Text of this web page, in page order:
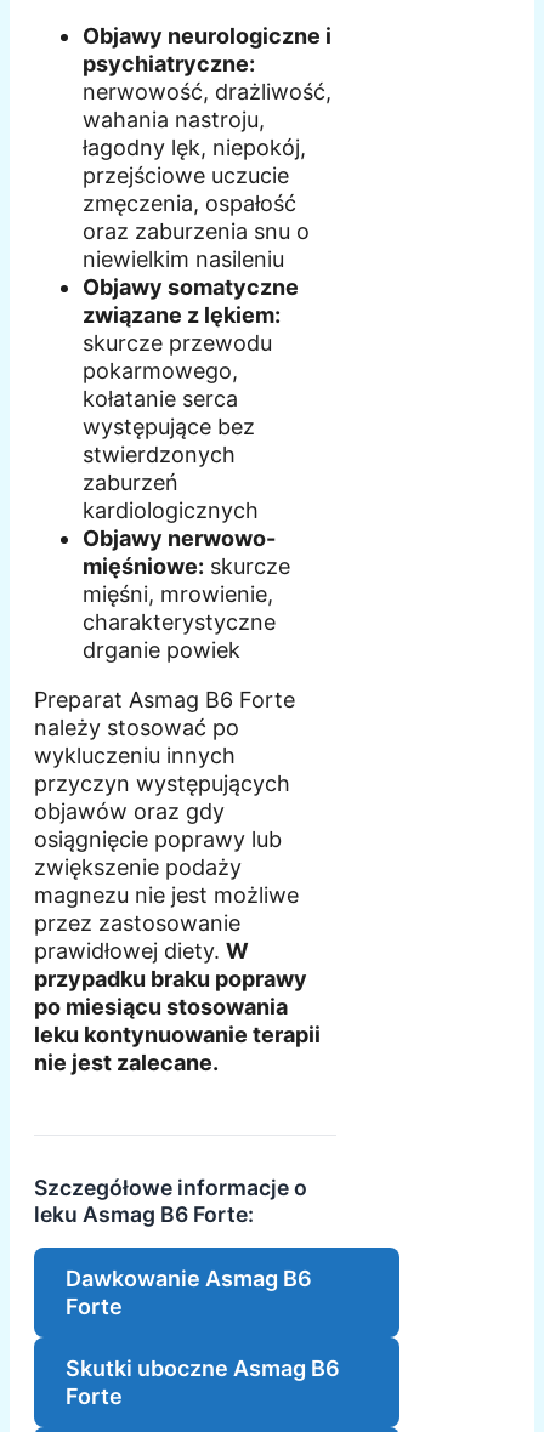
Objawy neurologiczne i
psychiatryczne:
nerwowość, drażliwość,
wahania nastroju,
łagodny lęk, niepokój,
przejściowe uczucie
zmęczenia, ospałość
oraz zaburzenia snu o
niewielkim nasileniu
Objawy somatyczne
związane z lękiem:
skurcze przewodu
pokarmowego,
kołatanie serca
występujące bez
stwierdzonych
zaburzeń
kardiologicznych
Objawy nerwowo-
mięśniowe: skurcze
mięśni, mrowienie,
charakterystyczne
drganie powiek
Preparat Asmag B6 Forte
należy stosować po
wykluczeniu innych
przyczyn występujących
objawów oraz gdy
osiągnięcie poprawy lub
zwiększenie podaży
magnezu nie jest możliwe
przez zastosowanie
prawidłowej diety. W
przypadku braku poprawy
po miesiącu stosowania
leku kontynuowanie terapii
nie jest zalecane.
Szczegółowe informacje o
leku Asmag B6 Forte:
Dawkowanie Asmag B6
Forte
Skutki uboczne Asmag B6
Forte